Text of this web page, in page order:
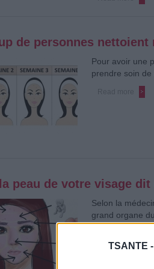
TSANTE -
de personnes
Pour avoir une
prendre soin de
peau de votre visage
Selon la
grand organe
mauvaises